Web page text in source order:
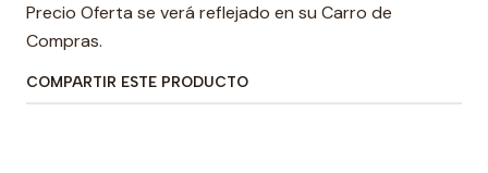
Precio Oferta se verá reflejado en su Carro de
Compras.
COMPARTIR ESTE PRODUCTO